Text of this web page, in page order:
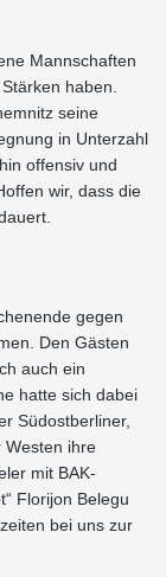
Mannschaften
haben.
seine
in Unterzahl
offensiv und
wir, dass die
gegen
Den Gästen
auch ein
hatte sich dabei
Südostberliner,
Westen ihre
mit BAK-
Florijon Belegu
bei uns zur